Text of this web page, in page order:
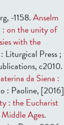
-1158.Anselm
on the unity of
with the
Liturgical Press ;
c2010.
da Siena :
: Paoline, [2016]
: the Eucharist
Ages.